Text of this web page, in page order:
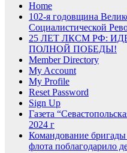
Home
102-я годовщина
Социалистической
25 ЛЕТ ЛКСМ РФ:
ПОЛНОЙ ПОБЕДЫ!
Member Directory
My Account
My Profile
Reset Password
Sign Up
Газета
2024 г
Командование
флота поблагодарило